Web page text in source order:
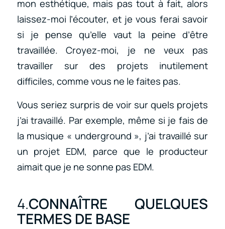
mon esthétique, mais pas tout à fait, alors
laissez-moi l’écouter, et je vous ferai savoir
si je pense qu’elle vaut la peine d’être
travaillée. Croyez-moi, je ne veux pas
travailler sur des projets inutilement
difficiles, comme vous ne le faites pas.
Vous seriez surpris de voir sur quels projets
j’ai travaillé. Par exemple, même si je fais de
la musique « underground », j’ai travaillé sur
un projet EDM, parce que le producteur
aimait que je ne sonne pas EDM.
4.CONNAÎTRE QUELQUES
TERMES DE BASE